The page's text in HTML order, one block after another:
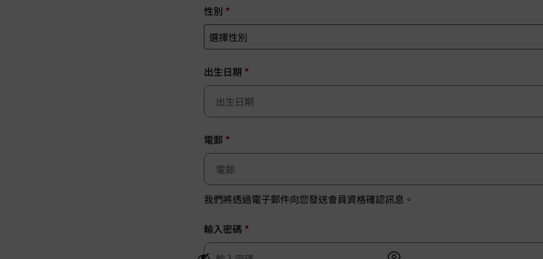
性別 *
出生日期 *
電郵 *
我們將透過電子郵件向您發送會員資格確認訊息。
輸入密碼 *